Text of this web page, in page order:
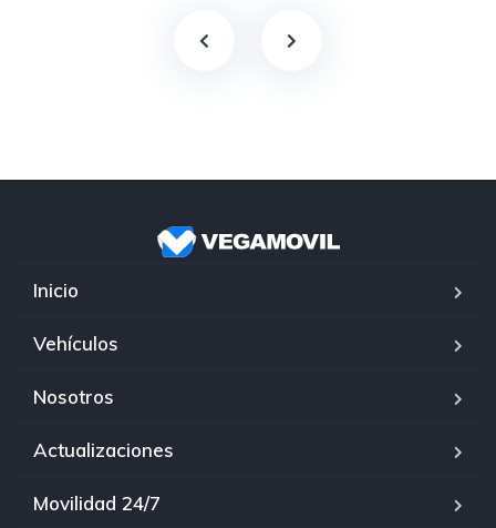
Inicio
Vehículos
Nosotros
Actualizaciones
Movilidad 24/7